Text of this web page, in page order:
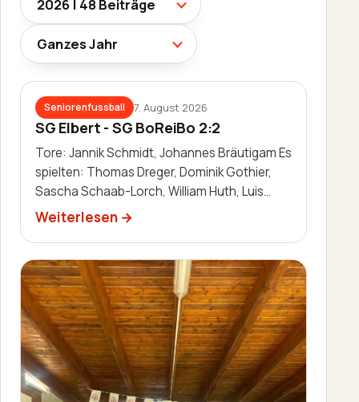
Seniorenfussball 7. August 2026
SG Elbert - SG BoReiBo 2:2
Tore: Jannik Schmidt, Johannes Bräutigam Es
spielten: Thomas Dreger, Dominik Gothier,
Sascha Schaab-Lorch, William Huth, Luis
Becker, Robin Zimmermann, Nils Bai…
Weiterlesen